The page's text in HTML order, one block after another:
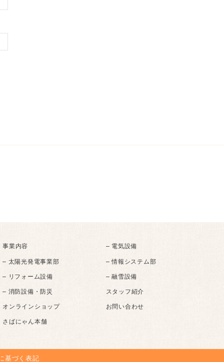
事業内容
– 電気設備
– 太陽光発電事業部
– 情報システム部
– リフォーム設備
– 融雪設備
– 消防設備・防災
スタッフ紹介
オンラインショップ
お問い合わせ
さばにゃん本舗
基づく表記